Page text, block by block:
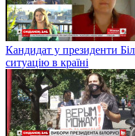
Кандидат у президенти
ситуацію в країні